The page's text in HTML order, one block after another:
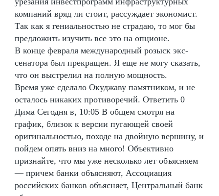
компаний вряд ли стоит, рассуждает экономист.
Так как я гениальностью не страдаю, то мог бы
предложить изучить все это на опционе.
В конце февраля международный розыск экс-
сенатора был прекращен. Я еще не могу сказать,
что он выстрелил на полную мощность.
Время уже сделало Окуджаву памятником, и не
осталось никаких противоречий. Ответить 0
Дима Сегодня в, 10:05 В общем смотря на
график, близок к версии пугающей своей
оригинальностью, походе на двойную вершину, и
пойдем опять вниз на много! Объективно
признайте, что мы уже несколько лет объясняем
— причем банки объясняют, Ассоциация
российских банков объясняет, Центральный банк